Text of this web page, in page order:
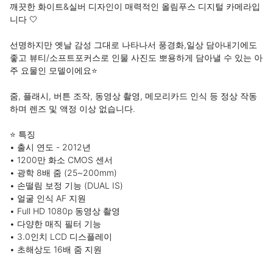
깨끗한 화이트&실버 디자인이 매력적인 올림푸스 디지털 카메라입
니다 🤍
선명하지만 옛날 감성 그대로 나타나서 풍경화,일상 담아내기에도
좋고 뷰티/소프트포커스로 인물 사진도 뽀용하게 담아낼 수 있는 아
주 요물인 모델이에요⭐️
줌, 플래시, 버튼 조작, 동영상 촬영, 메모리카드 인식 등 정상 작동
하며 렌즈 및 액정 이상 없습니다.
⭐ 특징
• 출시 연도 - 2012년
• 1200만 화소 CMOS 센서
• 광학 8배 줌 (25~200mm)
• 손떨림 보정 기능 (DUAL IS)
• 얼굴 인식 AF 지원
• Full HD 1080p 동영상 촬영
• 다양한 매직 필터 기능
• 3.0인치 LCD 디스플레이
• 초해상도 16배 줌 지원